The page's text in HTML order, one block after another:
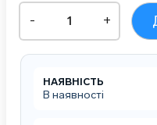
Термоетикетка
30*20
Eco
(1000)
кількість
- +
НАЯВНІСТЬ
В наявності